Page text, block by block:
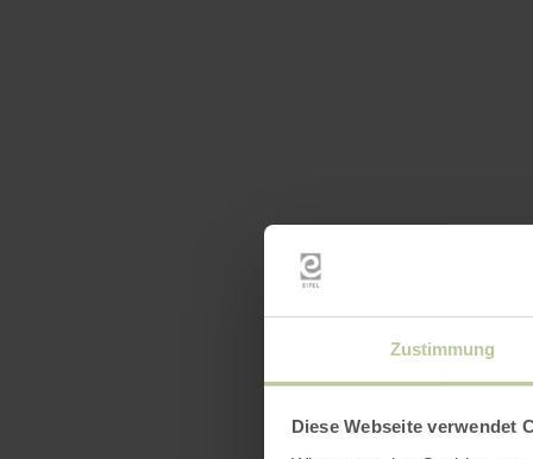
Zustimmung
Diese Webseite verwendet